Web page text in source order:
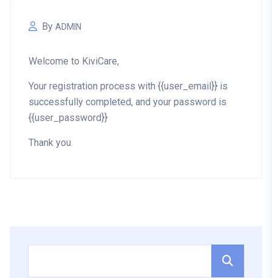
By ADMIN
Welcome to KiviCare,
Your registration process with {{user_email}} is
successfully completed, and your password is
{{user_password}}
Thank you.